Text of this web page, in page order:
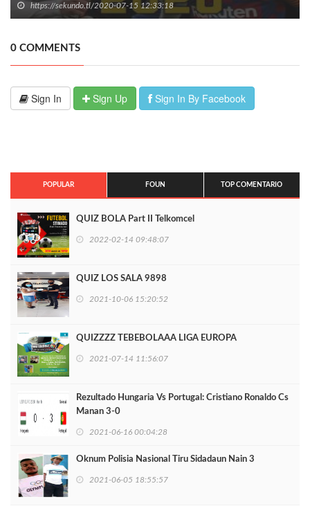
https://sekundo.tl/2020-07-15 12:33:18
0 COMMENTS
Sign In Sign Up Sign In By Facebook
POPULAR FOUN TOP COMENTARIO
QUIZ BOLA Part II Telkomcel
2022-02-14 09:48:07
QUIZ LOS SALA 9898
2021-10-06 15:20:52
QUIZZZZ TEBEBOLAAA LIGA EUROPA
2021-07-14 11:56:07
Rezultado Hungaria Vs Portugal: Cristiano Ronaldo Cs
Manan 3-0
2021-06-16 00:04:28
Oknum Polisia Nasional Tiru Sidadaun Nain 3
2021-06-05 18:55:57